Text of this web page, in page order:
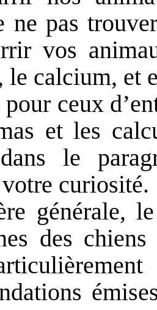
ne pas
vos
le calcium, et
ceux
et les
le
curiosité.
générale,
des